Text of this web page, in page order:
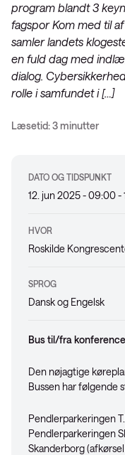
program blandt 3
fagspor Kom med til
samler landets
en fuld dag med
dialog.
rolle i samfundet i […]
Læsetid: 3 minutter
DATO OG TIDSPUNKT
12. jun 2025 - 09:00 -
HVOR
Roskilde
SPROG
Dansk og Engelsk
Bus til/fra
Den nøjagtige
Bussen har følgende
Pendlerparkeringen
Pendlerparkeringen
Skanderborg (afkørsel